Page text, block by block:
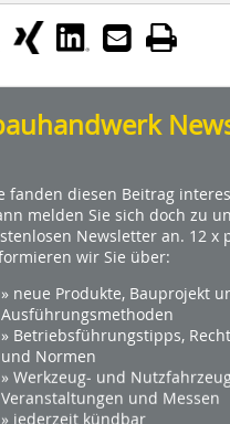
fanden diesen Beitrag
melden Sie sich doch zu
Newsletter an. 12 x
wir Sie über:
» neue Produkte, Bauprojekt
Ausführungsmethoden
» Betriebsführungstipps,
und Normen
» Werkzeug- und
Veranstaltungen und Messen
» jederzeit kündbar
passende
Kalk und Lehm
Nachhaltigkeit hat in
Putzsysteme und
mit dem Einsatz der
Gewinnung von
wegen, dem
beziehungsweise dem...